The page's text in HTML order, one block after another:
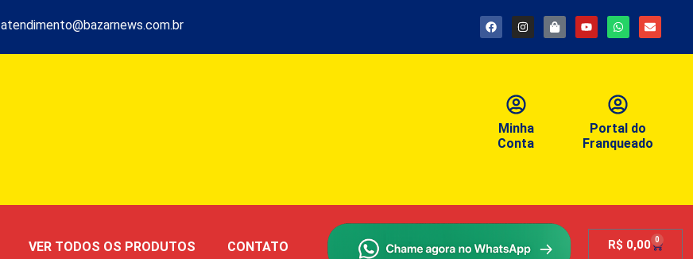
atendimento@bazarnews.com.br
Minha
Conta
Portal do
Franqueado
VER TODOS OS PRODUTOS CONTATO R$ 0,00 0